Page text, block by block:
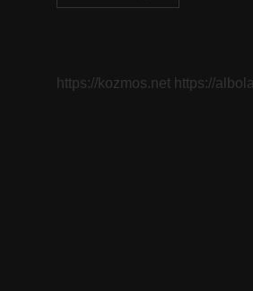
Asaf
https://kozmos.net https://